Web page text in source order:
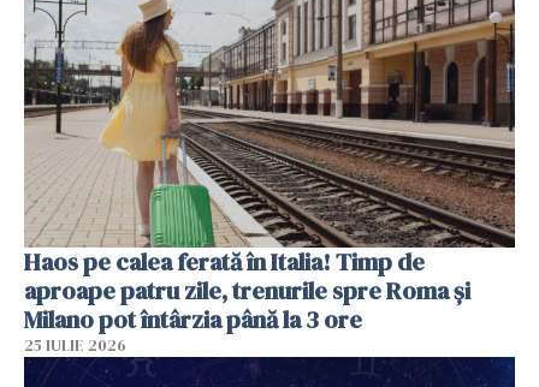
Haos pe calea ferată în Italia! Timp de
aproape patru zile, trenurile spre Roma și
Milano pot întârzia până la 3 ore
25 IULIE 2026